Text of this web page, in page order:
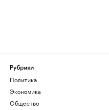
Рубрики
Политика
Экономика
Общество